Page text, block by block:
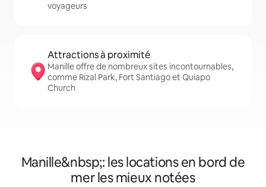
voyageurs
Attractions à proximité
Manille offre de nombreux sites incontournables,
comme Rizal Park, Fort Santiago et Quiapo
Church
Manille&nbsp;: les locations en bord de
mer les mieux notées